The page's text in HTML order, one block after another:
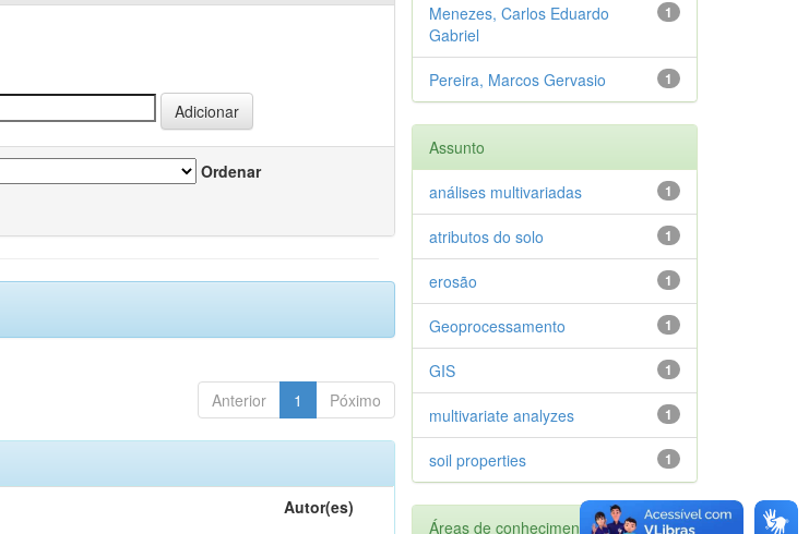
Ordenar
Anterior 1 Póximo
Autor(es)
1
Menezes, Carlos Eduardo
Gabriel
1
Pereira, Marcos Gervasio
Assunto
1
análises multivariadas
1
atributos do solo
1
erosão
1
Geoprocessamento
1
GIS
1
multivariate analyzes
1
soil properties
Áreas de conhecimento